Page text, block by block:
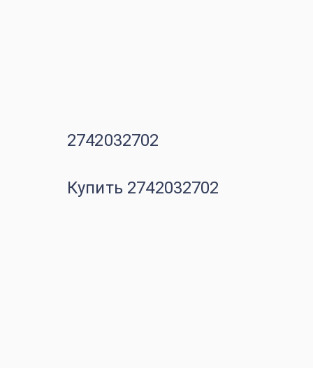
2742032702
Купить 2742032702